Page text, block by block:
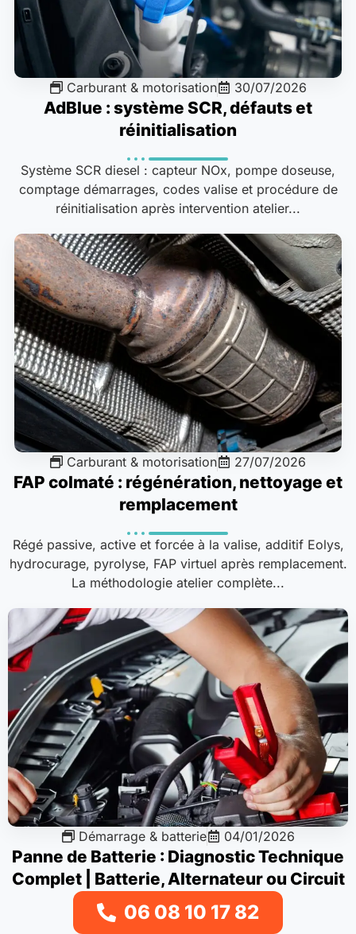
Carburant & motorisation 30/07/2026
AdBlue : système SCR, défauts et
réinitialisation
Système SCR diesel : capteur NOx, pompe doseuse,
comptage démarrages, codes valise et procédure de
réinitialisation après intervention atelier...
Carburant & motorisation 27/07/2026
FAP colmaté : régénération, nettoyage et
remplacement
Régé passive, active et forcée à la valise, additif Eolys,
hydrocurage, pyrolyse, FAP virtuel après remplacement.
La méthodologie atelier complète...
Démarrage & batterie 04/01/2026
Panne de Batterie : Diagnostic Technique
Complet | Batterie, Alternateur ou Circuit
de Charge ?
06 08 10 17 82